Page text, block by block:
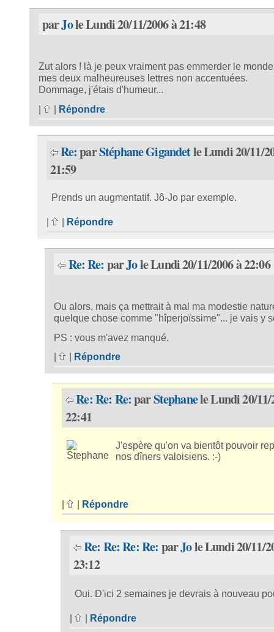
parJole Lundi 20/11/2006 à 21:48
Zut alors ! là je peux vraiment pas emmerder le
mes deux malheureuses lettres non accentuées.
Dommage, j'étais d'humeur...
Répondre
Re:parStéphane Gigandetle Lundi 20/11/
21:59
Prends un augmentatif. Jô-Jo par exemple.
Répondre
Re: Re: parJole Lundi 20/11/2006 à 22:06
Ou alors, mais ça mettrait à mal ma modestie
quelque chose comme "hîperjoïssime"... je vais y
PS : vous m'avez manqué.
|
Répondre
Re: Re: Re:parStephanele Lundi 20/11/
22:41
J'espère qu'on va bientôt pouvoir
nos dîners valoisiens. :-)
| Répondre
Re: Re: Re: Re: parJole Lundi 20/11/
23:12
Oui. D'ici 2 semaines je devrais à nouveau
Répondre